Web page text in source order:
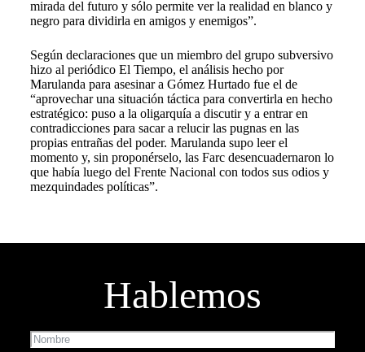
mirada del futuro y sólo permite ver la realidad en blanco y
negro para dividirla en amigos y enemigos”.
Según declaraciones que un miembro del grupo subversivo
hizo al periódico El Tiempo, el análisis hecho por
Marulanda para asesinar a Gómez Hurtado fue el de
“aprovechar una situación táctica para convertirla en hecho
estratégico: puso a la oligarquía a discutir y a entrar en
contradicciones para sacar a relucir las pugnas en las
propias entrañas del poder. Marulanda supo leer el
momento y, sin proponérselo, las Farc desencuadernaron lo
que había luego del Frente Nacional con todos sus odios y
mezquindades políticas”.
Hablemos